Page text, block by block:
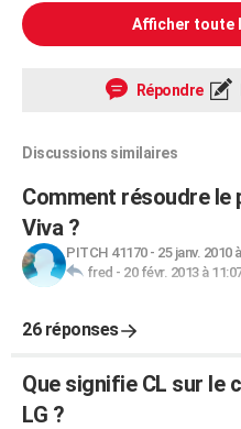
Afficher toute
Répondre
Discussions similaires
Comment résoudre le
Viva ?
PITCH 41170- 25 janv. 2010
fred - 20 févr. 2013 à
26 réponses
Que signifie CL sur le
LG ?